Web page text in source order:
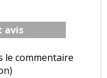
avis
le commentaire